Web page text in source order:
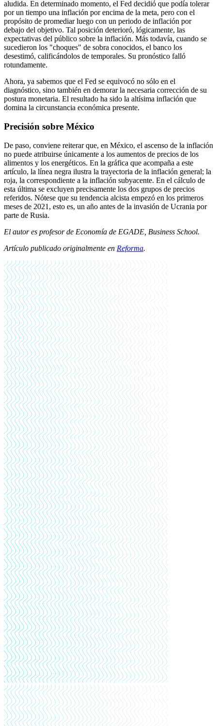
aludida. En determinado momento, el Fed decidió que podía tolerar
por un tiempo una inflación por encima de la meta, pero con el
propósito de promediar luego con un periodo de inflación por
debajo del objetivo. Tal posición deterioró, lógicamente, las
expectativas del público sobre la inflación. Más todavía, cuando se
sucedieron los "choques" de sobra conocidos, el banco los
desestimó, calificándolos de temporales. Su pronóstico falló
rotundamente.
Ahora, ya sabemos que el Fed se equivocó no sólo en el
diagnóstico, sino también en demorar la necesaria corrección de su
postura monetaria. El resultado ha sido la altísima inflación que
domina la circunstancia económica presente.
Precisión sobre México
De paso, conviene reiterar que, en México, el ascenso de la inflación
no puede atribuirse únicamente a los aumentos de precios de los
alimentos y los energéticos. En la gráfica que acompaña a este
artículo, la línea negra ilustra la trayectoria de la inflación general; la
roja, la correspondiente a la inflación subyacente. En el cálculo de
esta última se excluyen precisamente los dos grupos de precios
referidos. Nótese que su tendencia alcista empezó en los primeros
meses de 2021, esto es, un año antes de la invasión de Ucrania por
parte de Rusia.
El autor es profesor de Economía de EGADE, Business School.
Artículo publicado originalmente en Reforma.